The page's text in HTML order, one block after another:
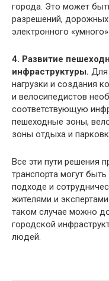
города. Это может
разрешений,
электронного
4. Развитие
инфраструктуры. Для
нагрузки и создания
и велосипедистов
соответствующую
пешеходные зоны,
зоны отдыха и
Все эти пути решения
транспорта могут
подходе и
жителями и
таком случае можно
городской
людей.